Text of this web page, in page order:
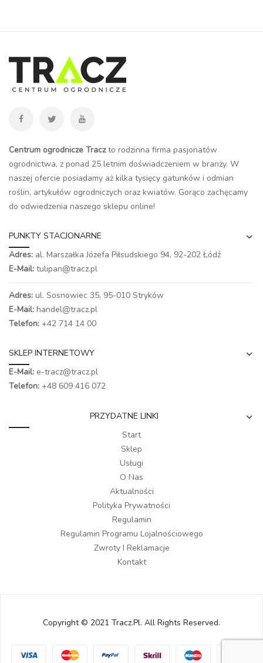
Centrum ogrodnicze Traczto rodzinna firma pasjonatów
ogrodnictwa, z ponad 25 letnim doświadczeniem w branży. W
naszej ofercie posiadamy aż kilka tysięcy gatunków i odmian
roślin, artykułów ogrodniczych oraz kwiatów. Gorąco zachęcamy
do odwiedzenia naszego sklepu online!
PUNKTY STACJONARNE
Adres: al. Marszałka Józefa Piłsudskiego 94, 92-202 Łódź
E-Mail: tulipan@tracz.pl
Adres: ul. Sosnowiec 35, 95-010 Stryków
E-Mail: handel@tracz.pl
Telefon: +42 714 14 00
SKLEP INTERNETOWY
E-Mail: e-tracz@tracz.pl
Telefon: +48 609 416 072
PRZYDATNE LINKI
Start
Sklep
Usługi
O Nas
Aktualności
Polityka Prywatności
Regulamin
Regulamin Programu Lojalnościowego
Zwroty I Reklamacje
Kontakt
Copyright © 2021 Tracz.pl. All Rights Reserved.